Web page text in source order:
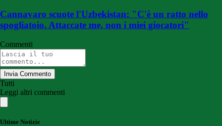
Cannavaro scuote l'Uzbekistan: "C'è un ratto nello
spogliatoio. Attaccate me, non i miei giocatori"
Commenti
Invia Commento
Tutti
Leggi altri commenti
Ultime Notizie